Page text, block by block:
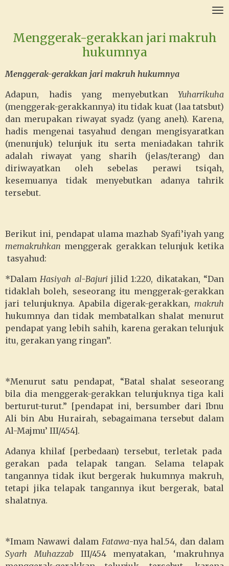
naar
Menggerak-gerakkan jari makruh
hukumnya
Menggerak-gerakkan jari makruh hukumnya
Adapun, hadis yang menyebutkan Yuharrikuha
(menggerak-gerakkannya) itu tidak kuat (laa tatsbut)
dan merupakan riwayat syadz (yang aneh). Karena,
hadis mengenai tasyahud dengan mengisyaratkan
(menunjuk) telunjuk itu serta meniadakan tahrik
adalah riwayat yang sharih (jelas/terang) dan
diriwayatkan oleh sebelas perawi tsiqah,
kesemuanya tidak menyebutkan adanya tahrik
tersebut.
Berikut ini, pendapat ulama mazhab Syafi’iyah yang
memakruhkan menggerak gerakkan telunjuk ketika
tasyahud:
*DalamHasiyah al-Bajuri jilid 1:220, dikatakan, “Dan
tidaklah boleh, seseorang itu menggerak-gerakkan
jari telunjuknya. Apabila digerak-gerakkan, makruh
hukumnya dan tidak membatalkan shalat menurut
pendapat yang lebih sahih, karena gerakan telunjuk
itu, gerakan yang ringan”.
*Menurut satu pendapat, “Batal shalat seseorang
bila dia menggerak-gerakkan telunjuknya tiga kali
berturut-turut.” [pendapat ini, bersumber dari Ibnu
Ali bin Abu Hurairah, sebagaimana tersebut dalam
Al-Majmu’ III/454].
Adanya khilaf [perbedaan) tersebut, terletak pada
gerakan pada telapak tangan. Selama telapak
tangannya tidak ikut bergerak hukumnya makruh,
tetapi jika telapak tangannya ikut bergerak, batal
shalatnya.
*Imam Nawawi dalam Fatawa-nya hal.54, dan dalam
Syarh Muhazzab III/454 menyatakan, ‘makruhnya